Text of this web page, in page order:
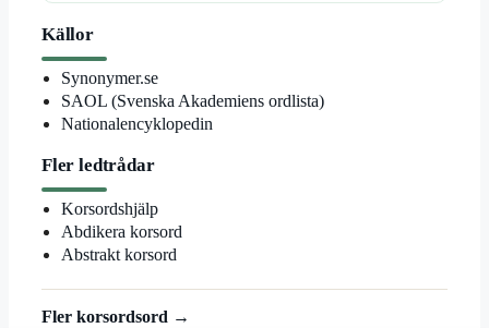
Källor
Synonymer.se
SAOL (Svenska Akademiens ordlista)
Nationalencyklopedin
Fler ledtrådar
Korsordshjälp
Abdikera korsord
Abstrakt korsord
Fler korsordsord →